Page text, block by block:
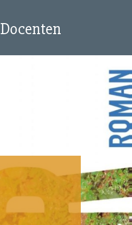
Docenten